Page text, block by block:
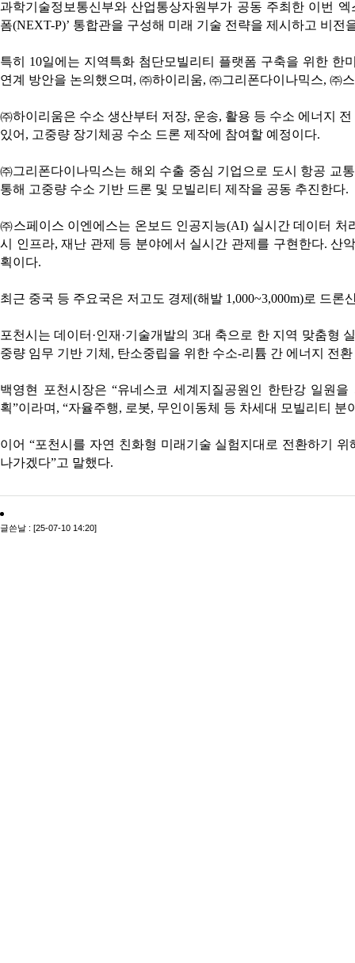
과학기술정보통신부와 산업통상자원부가 공동 주최한 이번
폼(NEXT-P)’ 통합관을 구성해 미래 기술 전략을 제시하고 비전
특히 10일에는 지역특화 첨단모빌리티 플랫폼 구축을 위한
연계 방안을 논의했으며, ㈜하이리움, ㈜그리폰다이나믹스, ㈜
㈜하이리움은 수소 생산부터 저장, 운송, 활용 등 수소 에너지
있어, 고중량 장기체공 수소 드론 제작에 참여할 예정이다.
㈜그리폰다이나믹스는 해외 수출 중심 기업으로 도시 항공 교
통해 고중량 수소 기반 드론 및 모빌리티 제작을 공동 추진한다.
㈜스페이스 이엔에스는 온보드 인공지능(AI) 실시간 데이터
시 인프라, 재난 관제 등 분야에서 실시간 관제를 구현한다. 산
획이다.
최근 중국 등 주요국은 저고도 경제(해발 1,000~3,000m)로 드
포천시는 데이터·인재·기술개발의 3대 축으로 한 지역 맞춤형
중량 임무 기반 기체, 탄소중립을 위한 수소-리튬 간 에너지 전
백영현 포천시장은 “유네스코 세계지질공원인 한탄강 일원
획”이라며, “자율주행, 로봇, 무인이동체 등 차세대 모빌리티
이어 “포천시를 자연 친화형 미래기술 실험지대로 전환하기
나가겠다”고 말했다.
글쓴날 : [25-07-10 14:20]